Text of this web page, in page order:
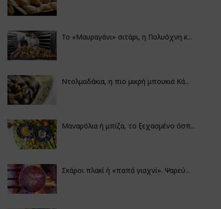
Το «Μαυραγάνι» σιτάρι, η Πολυόχνη κ...
Ντολμαδάκια, η πιο μικρή μπουκιά Κά...
Μαναρόλια ή μπίζα, το ξεχασμένο όσπ...
Σκάροι πλακί ή «παπά γιαχνί». Ψαρεύ...